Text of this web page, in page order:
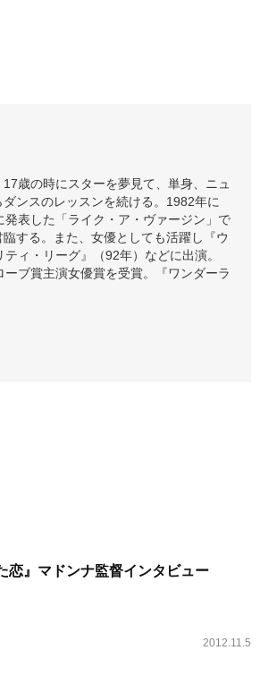
歳の時にスターを夢見て、単身、ニュ
ンスのレッスンを続ける。1982年に
発表した「ライク・ア・ヴァージン」で
する。また、女優としても活躍し『ウ
ィ・リーグ』（92年）などに出演。
ーブ賞主演女優賞を受賞。『ワンダーラ
恋』マドンナ監督インタビュー
2012.11.5